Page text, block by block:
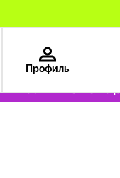
Профиль
товары